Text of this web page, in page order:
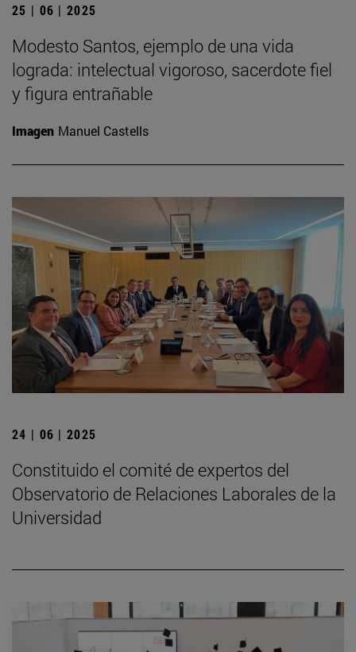
25 | 06 | 2025
Modesto Santos, ejemplo de una vida
lograda: intelectual vigoroso, sacerdote fiel
y figura entrañable
Imagen Manuel Castells
24 | 06 | 2025
Constituido el comité de expertos del
Observatorio de Relaciones Laborales de la
Universidad